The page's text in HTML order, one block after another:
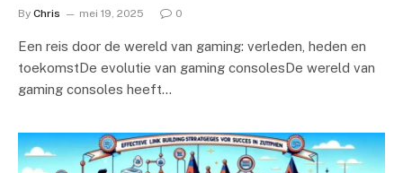
By Chris mei 19, 2025 0
Een reis door de wereld van gaming: verleden, heden en
toekomstDe evolutie van gaming consolesDe wereld van
gaming consoles heeft…